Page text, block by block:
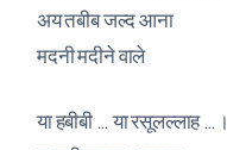
अय तबीब जल्द आना
मदनी मदीने वाले
या हबीबी … या रसूलल्लाह …।